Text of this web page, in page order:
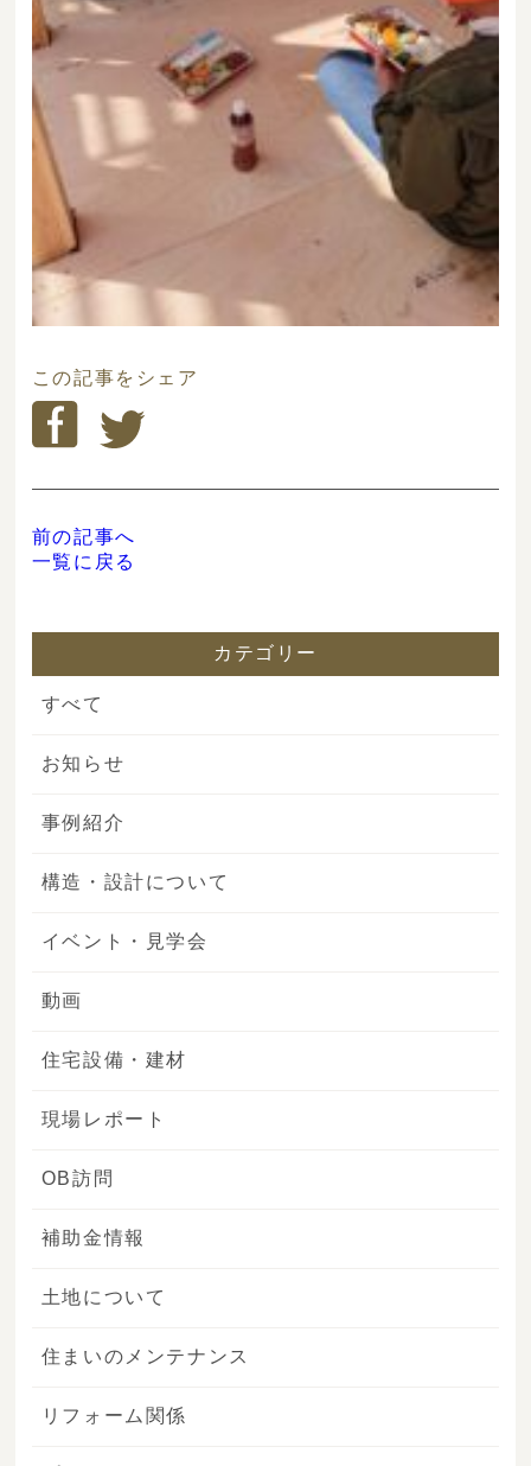
この記事をシェア
前の記事へ
一覧に戻る
カテゴリー
すべて
お知らせ
事例紹介
構造・設計について
イベント・見学会
動画
住宅設備・建材
現場レポート
OB訪問
補助金情報
土地について
住まいのメンテナンス
リフォーム関係